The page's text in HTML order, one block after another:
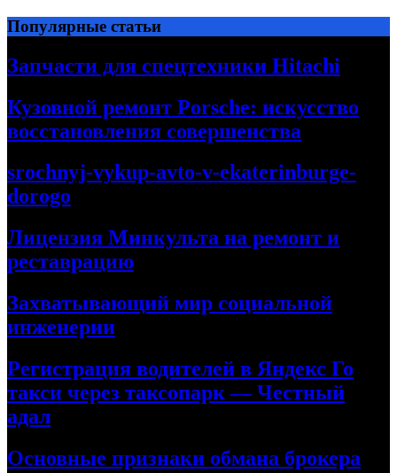
Перейти
к
содержимому
Популярные статьи
Запчасти для спецтехники Hitachi
Кузовной ремонт Porsche: искусство
восстановления совершенства
srochnyj-vykup-avto-v-ekaterinburge-
dorogo
Лицензия Минкульта на ремонт и
реставрацию
Захватывающий мир социальной
инженерии
Регистрация водителей в Яндекс Го
такси через таксопарк — Честный
адал
Основные признаки обмана брокера